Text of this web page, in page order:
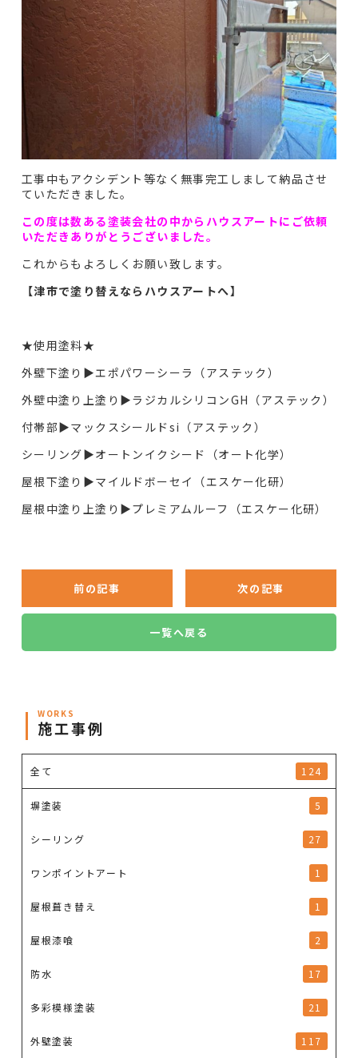
工事中もアクシデント等なく無事完工しまして納品させ
ていただきました。
この度は数ある塗装会社の中からハウスアートにご依頼
いただきありがとうございました。
これからもよろしくお願い致します。
【津市で塗り替えならハウスアートへ】
★使用塗料★
外壁下塗り▶︎エポパワーシーラ（アステック）
外壁中塗り上塗り▶︎ラジカルシリコンGH（アステック）
付帯部▶︎マックスシールドsi（アステック）
シーリング▶︎オートンイクシード（オート化学）
屋根下塗り▶︎マイルドボーセイ（エスケー化研）
屋根中塗り上塗り▶︎プレミアムルーフ（エスケー化研）
前の記事 次の記事
一覧へ戻る
WORKS
施工事例
全て 124
塀塗装 5
シーリング 27
ワンポイントアート 1
屋根葺き替え 1
屋根漆喰 2
防水 17
多彩模様塗装 21
外壁塗装 117